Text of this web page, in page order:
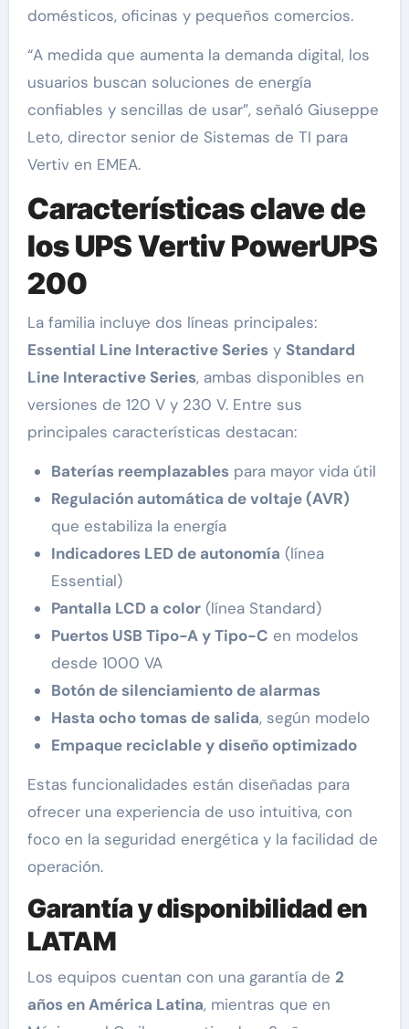
domésticos, oficinas y pequeños comercios.
“A medida que aumenta la demanda digital, los
usuarios buscan soluciones de energía
confiables y sencillas de usar”, señaló Giuseppe
Leto, director senior de Sistemas de TI para
Vertiv en EMEA.
Características clave de
los UPS Vertiv PowerUPS
200
La familia incluye dos líneas principales:
Essential Line Interactive Seriesy Standard
Line Interactive Series, ambas disponibles en
versiones de 120 V y 230 V. Entre sus
principales características destacan:
Baterías reemplazablespara mayor vida útil
Regulación automática de voltaje (AVR)
que estabiliza la energía
Indicadores LED de autonomía (línea
Essential)
Pantalla LCD a color(línea Standard)
Puertos USB Tipo-A y Tipo-C en modelos
desde 1000 VA
Botón de silenciamiento de alarmas
Hasta ocho tomas de salida, según modelo
Empaque reciclable y diseño optimizado
Estas funcionalidades están diseñadas para
ofrecer una experiencia de uso intuitiva, con
foco en la seguridad energética y la facilidad de
operación.
Garantía y disponibilidad en
LATAM
Los equipos cuentan con una garantía de 2
años en América Latina, mientras que en